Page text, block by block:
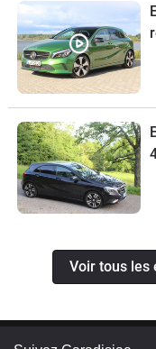
Voir tous les